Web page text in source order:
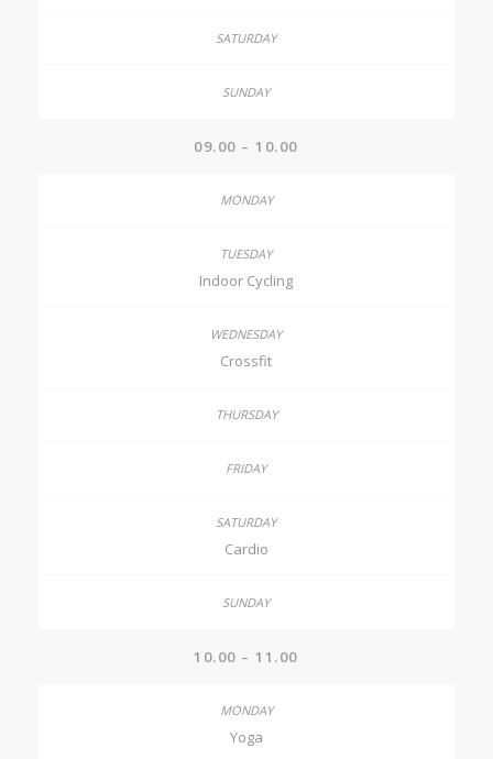
09.00 – 10.00
Indoor Cycling
Crossfit
Cardio
10.00 – 11.00
Yoga